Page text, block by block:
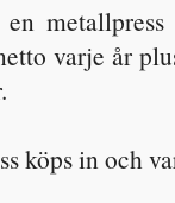
varje år
köps in och